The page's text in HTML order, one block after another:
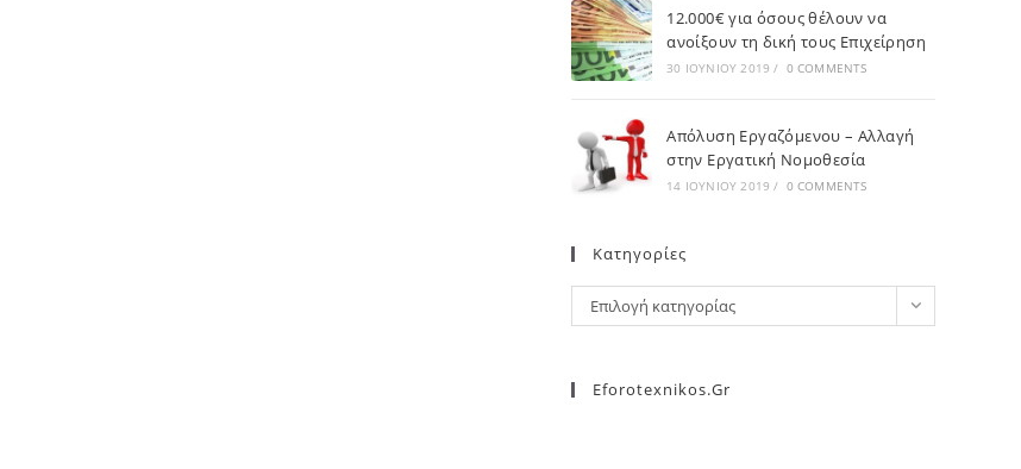
12.000€ για όσους θέλουν να
ανοίξουν τη δική τους Επιχείρηση
30 ΙΟΥΝΊΟΥ 2019 / 0 COMMENTS
Απόλυση Εργαζόμενου – Αλλαγή
στην Εργατική Νομοθεσία
14 ΙΟΥΝΊΟΥ 2019 / 0 COMMENTS
Kατηγορίες
Επιλογή κατηγορίας
Eforotexnikos.gr